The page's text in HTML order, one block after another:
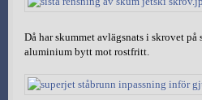
Då har skummet avlägsnats i skrovet
aluminium bytt mot rostfritt.